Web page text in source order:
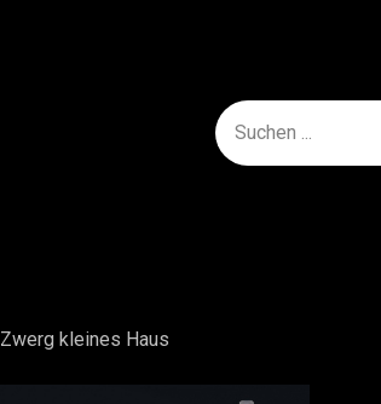
Zwerg kleines Haus